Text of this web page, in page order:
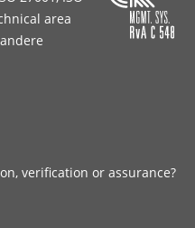
voor privacy-
en is niet
area
verification or assurance?